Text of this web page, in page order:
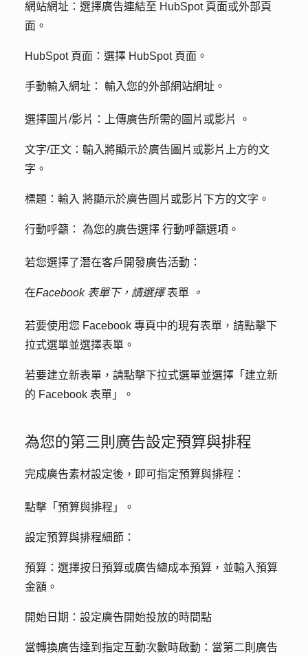
網站網址 ：選擇廣告連結至 HubSpot 頁面或外部頁
面。
HubSpot 頁面：選擇 HubSpot 頁面 。
手動輸入網址： 輸入您的外部網站網址 。
選擇圖片/影片： 上傳廣告所需的圖片或影片 。
文字/正文： 輸入將顯示於廣告圖片或影片上方的文
字 。
標題：輸入 將顯示於廣告圖片或影片下方的文字 。
行動呼籲： 為您的廣告選擇 行動呼籲選項。
若您選擇了潛在客戶開發廣告活動：
在Facebook 表單下，請選擇表單 。
若要使用您 Facebook 專頁中的現有表單，請點擊下
拉式選單並選擇表單 。
若要建立新表單，請點擊下拉式選單並選擇「 建立新
的 Facebook 表單 」。
為您的第三則廣告設定預算與排程
完成廣告素材設定後，即可指定預算與排程：
點擊「 預算與排程 」。
設定預算與排程細節：
預算： 選擇按日預算或廣告總成本預算，並輸入預算
金額 。
開始日期： 設定廣告開始投放的時間點
當轉換廣告達到指定互動次數時啟動 ：當第二則廣告